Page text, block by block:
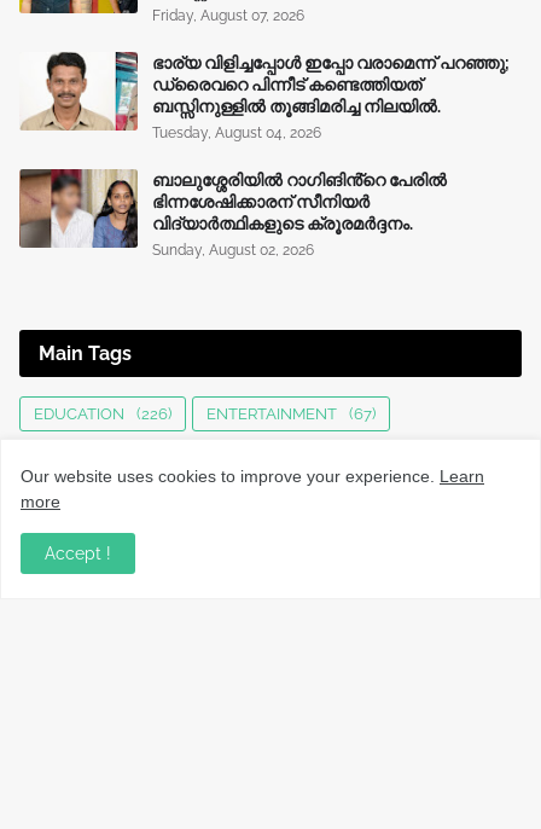
Friday, August 07, 2026
ഭാര്യ വിളിച്ചപ്പോള്‍ ഇപ്പോ വരാമെന്ന് പറഞ്ഞു;
ഡ്രൈവറെ പിന്നീട് കണ്ടെത്തിയത്
ബസ്സിനുള്ളില്‍ തൂങ്ങിമരിച്ച നിലയിൽ.
Tuesday, August 04, 2026
ബാലുശ്ശേരിയിൽ റാഗിങിൻ്റെ പേരിൽ
ഭിന്നശേഷിക്കാരന് സീനിയർ
വിദ്യാർത്ഥികളുടെ ക്രൂരമര്‍ദ്ദനം.
Sunday, August 02, 2026
Main Tags
EDUCATION (226) ENTERTAINMENT (67)
KERALA NEWS
LOCAL NEWS
Our website uses cookies to improve your experience. Learn
more
Accept !